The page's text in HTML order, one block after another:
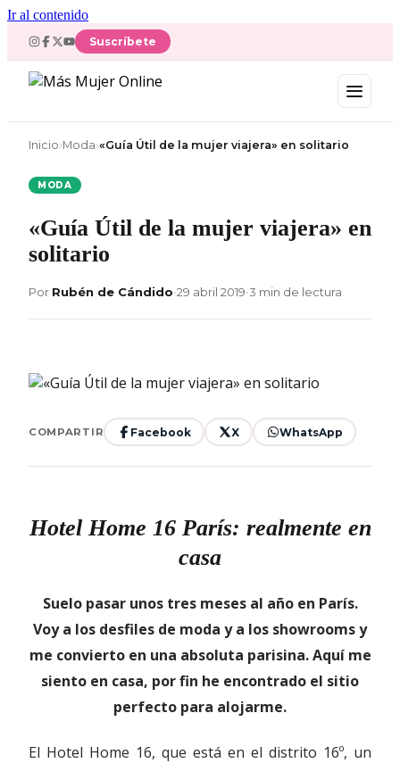
Ir al contenido
Suscríbete
Inicio›Moda›«Guía Útil de la mujer viajera» en solitario
MODA
«Guía Útil de la mujer viajera» en
solitario
Por Rubén de Cándido•29 abril 2019•3 min de lectura
COMPARTIR Facebook X WhatsApp
Hotel Home 16 París: realmente en
casa
Suelo pasar unos tres meses al año en París.
Voy a los desfiles de moda y a los showrooms y
me convierto en una absoluta parisina. Aquí me
siento en casa, por fin he encontrado el sitio
perfecto para alojarme.
El Hotel Home 16, que está en el distrito 16º, un